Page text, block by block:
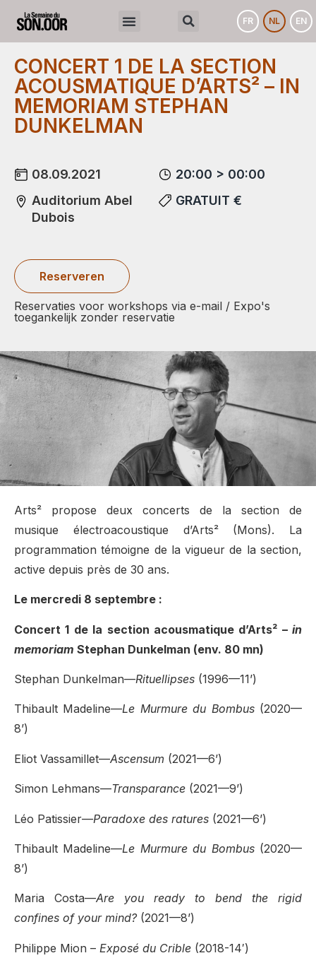
FR NL EN
CONCERT 1 DE LA SECTION
ACOUSMATIQUE D’ARTS² – IN
MEMORIAM STEPHAN
DUNKELMAN
08.09.2021
Auditorium Abel
Dubois
20:00 > 00:00
GRATUIT €
Reserveren
Reservaties voor workshops via e-mail / Expo's
toegankelijk zonder reservatie
Arts² propose deux concerts de la section de
musique électroacoustique d’Arts² (Mons). La
programmation témoigne de la vigueur de la section,
active depuis près de 30 ans.
Le mercredi 8 septembre :
Concert 1 de la section acousmatique d’Arts² – in
memoriam Stephan Dunkelman (env. 80 mn)
Stephan Dunkelman—Rituellipses (1996—11’)
Thibault Madeline—Le Murmure du Bombus(2020—
8’)
Eliot Vassamillet—Ascensum (2021—6’)
Simon Lehmans—Transparance (2021—9’)
Léo Patissier—Paradoxe des ratures (2021—6’)
Thibault Madeline—Le Murmure du Bombus(2020—
8’)
Maria Costa—Are you ready to bend the rigid
confines of your mind? (2021—8’)
Philippe Mion – Exposé du Crible (2018-14′)